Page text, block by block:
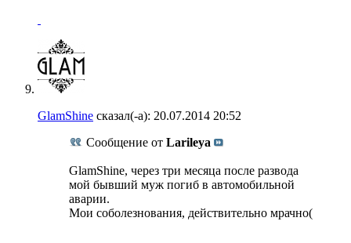
GlamShine сказал(-а): 20.07.2014 20:52
Сообщение от Larileya
GlamShine, через три месяца после развода
мой бывший муж погиб в автомобильной
аварии.
Мои соболезнования, действительно мрачно(